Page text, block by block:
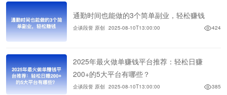
通勤时间也能做的3个简单副业，轻松赚钱
企谈段誉 原创 2025-08-10T13:00:00 424
2025年最火做单赚钱平台推荐：轻松日赚
200+的5大平台有哪些？
企谈段誉 原创 2025-08-10T13:00:00 385